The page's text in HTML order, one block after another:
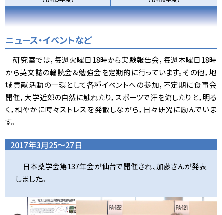
ニュース・イベントなど
研究室では，毎週火曜日18時から実験報告会，毎週木曜日18時
から英文誌の輪読会＆勉強会を定期的に行っています。その他，地
域貢献活動の一環として各種イベントへの参加，不定期に食事会
開催，大学近郊の自然に触れたり，スポーツで汗を流したりと，明る
く，和やかに時々ストレスを発散しながら，日々研究に励んでいま
す。
2017年3月25～27日
日本薬学会第137年会が仙台で開催され、加藤さんが発表
しました。